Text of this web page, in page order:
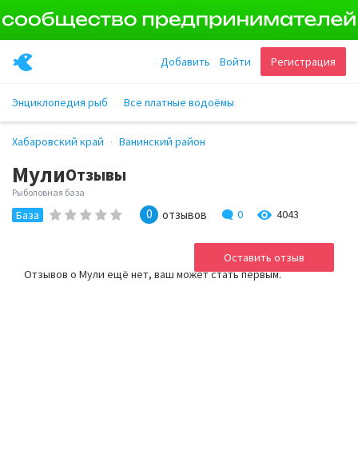
Регистрация
Войти
Добавить
Энциклопедия рыб Все платные водоёмы
Хабаровский край Ванинский район
МулиОтзывы
Рыболовная база
База 0 отзывов 0 4043
Отзывов о Мули ещё нет, ваш может стать первым.
Оставить отзыв